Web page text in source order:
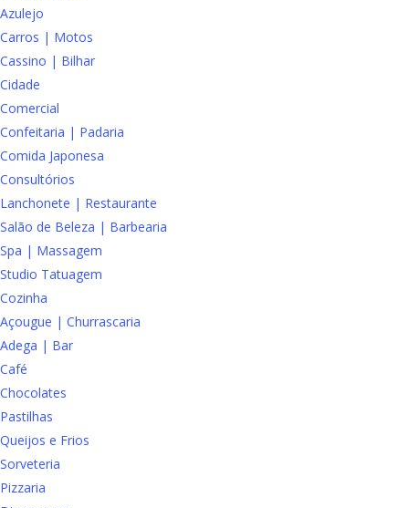
Azulejo
Carros | Motos
Cassino | Bilhar
Cidade
Comercial
Confeitaria | Padaria
Comida Japonesa
Consultórios
Lanchonete | Restaurante
Salão de Beleza | Barbearia
Spa | Massagem
Studio Tatuagem
Cozinha
Açougue | Churrascaria
Adega | Bar
Café
Chocolates
Pastilhas
Queijos e Frios
Sorveteria
Pizzaria